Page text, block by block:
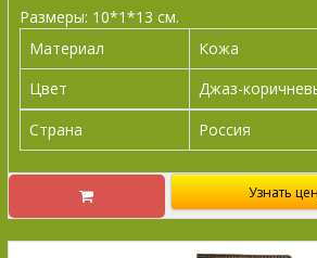
Размеры: 10*1*13 см.
Материал
Кожа
Цвет
Джаз-
Страна
Россия
Узнать